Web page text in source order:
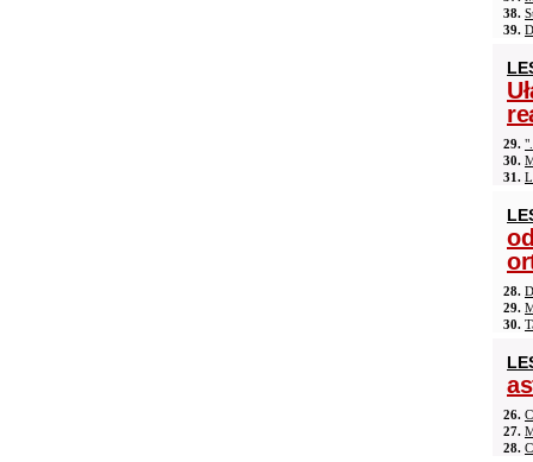
38.
39.
29.
30.
31.
28.
29.
30.
26.
27.
28.